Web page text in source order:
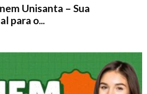
Unisanta – Sua
para o...